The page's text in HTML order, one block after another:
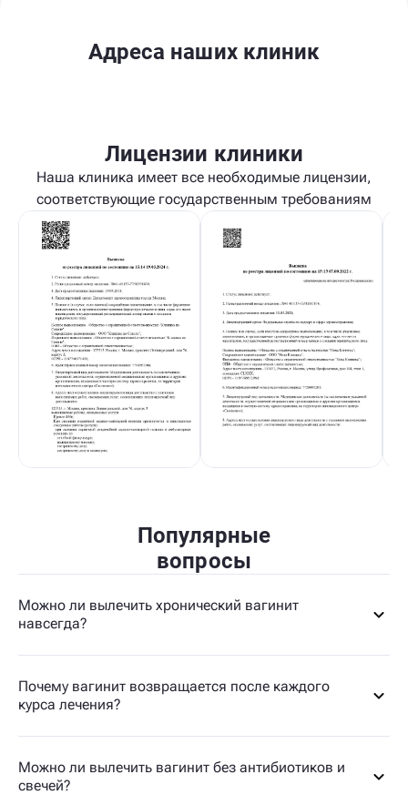
Адреса наших клиник
Лицензии клиники
Наша клиника имеет все необходимые лицензии,
соответствующие государственным требованиям
Популярные
вопросы
Можно ли вылечить хронический вагинит
навсегда?
Почему вагинит возвращается после каждого
курса лечения?
Можно ли вылечить вагинит без антибиотиков и
свечей?